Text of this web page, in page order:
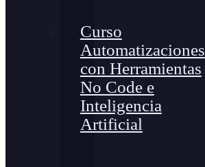
Curso
Automatizaciones
con Herramientas
No Code e
Inteligencia
Artificial